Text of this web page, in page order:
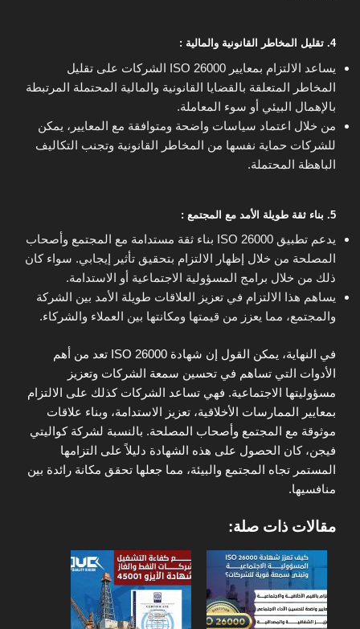
4. تقليل المخاطر القانونية والمالية :
يساعد الالتزام بمعايير ISO 26000 الشركات على تقليل
المخاطر المتعلقة بالقضايا القانونية والمالية المحتملة المرتبطة
بالإهمال البيئي أو سوء المعاملة.
من خلال اعتماد سياسات واضحة ومتوافقة مع المعايير، يمكن
للشركات حماية نفسها من المخاطر القانونية وتجنب التكاليف
الباهظة المحتملة.
5. بناء ثقة طويلة الأمد مع المجتمع :
يدعم تطبيق ISO 26000 بناء ثقة مستدامة مع المجتمع وأصحاب
المصلحة من خلال إظهار الالتزام بتحقيق تأثير إيجابي. سواء كان
ذلك من خلال برامج المسؤولية الاجتماعية أو الاستدامة.
يساهم هذا الالتزام في تعزيز العلاقات طويلة الأمد بين الشركة
والمجتمع، مما يعزز من قيمتها ومكانتها بين العملاء والشركاء.
في النهاية، يمكن القول إن شهادة ISO 26000 تعد من أهم
الأدوات التي تساهم في تحسين سمعة الشركات وتعزيز
مسؤوليتها الاجتماعية. فهي تساعد الشركات كذلك على الالتزام
بمعايير الممارسات الأخلاقية، تعزيز الاستدامة، وبناء علاقات
موثوقة مع المجتمع وأصحاب المصلحة. بالنسبة لشركة كواليتي
فيجن، كان الحصول على هذه الشهادة دليلاً على التزامها
المستمر تجاه المجتمع والبيئة، مما جعلها تحقق مكانة رائدة بين
منافسيها.
مقالات ذات صلة: